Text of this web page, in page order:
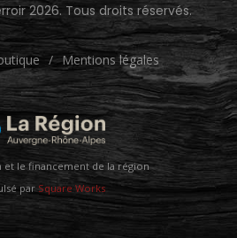
2026. Tous droits réservés.
/ Mentions légales
et le financement de la région
par Square Works